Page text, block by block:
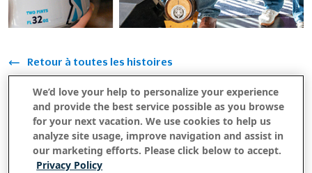
Retour à toutes les histoires
Reprendre le rythme avec Brews and
Grooves lors de la Journée nationale
de la bière
Mai 04, 2021
We’d love your help to personalize your experience
and provide the best service possible as you browse
for your next vacation. We use cookies to help us
analyze site usage, improve navigation and assist in
our marketing efforts. Please click below to accept.
Privacy Policy